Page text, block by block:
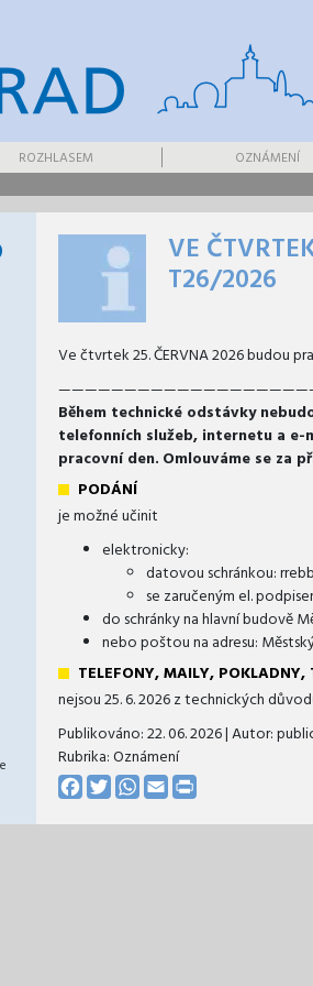
ROZHLASEM OZNÁMENÍ
VE
T26/2026
Ve čtvrtek 25. ČERVNA 2026 budou
Během technické odstávky
telefonních služeb, internetu a e-
pracovní den. Omlouváme se za
PODÁNÍ
je možné učinit
elektronicky:
datovou schránkou:
se zaručeným el.
do schránky na hlavní budově
nebo poštou na adresu:
TELEFONY, MAILY,
nejsou 25. 6. 2026 z technických
Publikováno:22. 06. 2026| Autor:
Rubrika: Oznámení
Facebook
TwitterWhatsApp
Email